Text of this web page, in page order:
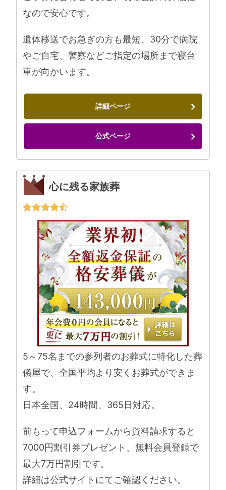
なので安心です。
遺体移送でお急ぎの方も最短、30分で病院
やご自宅、警察などご指定の場所まで寝台
車が向かいます。
詳細ページ
公式ページ
心に残る家族葬
5～75名までの参列者のお葬式に特化した葬
儀屋で、全国平均より安くお葬式ができま
す。
日本全国、24時間、365日対応。
前もって申込フォームから資料請求すると
7000円割引券プレゼント、無料会員登録で
最大7万円割引です。
詳細は公式サイトにてご確認ください。